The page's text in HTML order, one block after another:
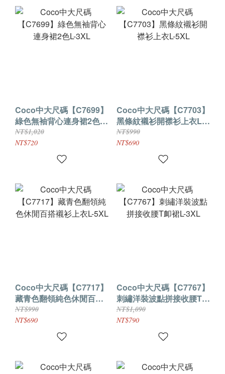
Coco中大尺碼【C7699】
綠色無袖背心連身裙2色L-
3XL
NT$1,020
NT$720
Coco中大尺碼【C7703】
黑條紋襯衫開襟衫上衣L-
5XL
NT$990
NT$690
Coco中大尺碼【C7717】
藏青色翻領純色休閒百搭
襯衫上衣L-5XL
NT$990
NT$690
Coco中大尺碼【C7767】
刺繡洋裝波點拼接收腰T卹
裙L-3XL
NT$1,090
NT$790